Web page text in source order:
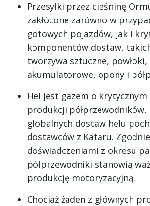
Przesyłki przez cieśninę
zakłócone zarówno w
gotowych pojazdów, jak i
komponentów dostaw,
tworzywa sztuczne, powłoki,
akumulatorowe, opony i
Hel jest gazem o krytycznym
produkcji półprzewodników,
globalnych dostaw helu
dostawców z Kataru.
doświadczeniami z okresu
półprzewodniki stanowią
produkcję motoryzacyjną.
Chociaż żaden z głównych